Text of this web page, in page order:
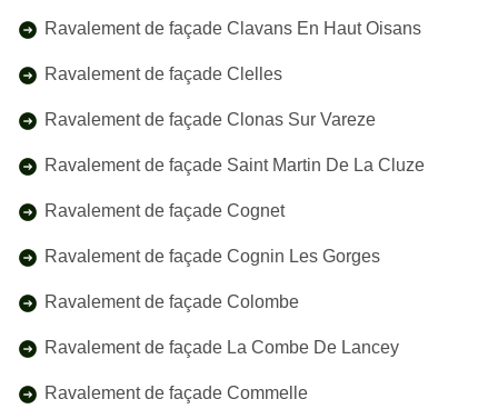
Ravalement de façade Clavans En Haut Oisans
Ravalement de façade Clelles
Ravalement de façade Clonas Sur Vareze
Ravalement de façade Saint Martin De La Cluze
Ravalement de façade Cognet
Ravalement de façade Cognin Les Gorges
Ravalement de façade Colombe
Ravalement de façade La Combe De Lancey
Ravalement de façade Commelle